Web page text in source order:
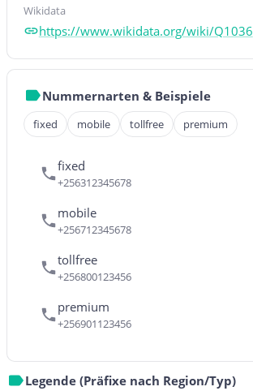
Wikidata
https://www.wikidata.org/wiki/Q1036
Nummernarten & Beispiele
fixed mobile tollfree premium
fixed
+256312345678
mobile
+256712345678
tollfree
+256800123456
premium
+256901123456
Legende (Präfixe nach Region/Typ)